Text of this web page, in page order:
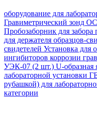
оборудование для
Гравиметрический зонд
Пробозаборник для забора
для держателя образцов-
свидетелей Установка для
ингибиторов коррозии
УЭК-07 (2 шт.) U-образная
лабораторной установки
рубашкой) для
категории